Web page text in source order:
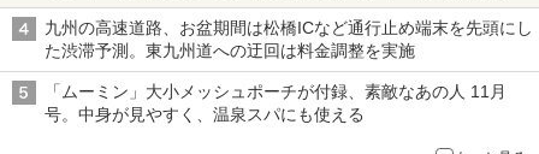
九州の高速道路、お盆期間は松橋ICなど通行止め端末を先頭にし
た渋滞予測。東九州道への迂回は料金調整を実施
「ムーミン」大小メッシュポーチが付録、素敵なあの人 11月
号。中身が見やすく、温泉スパにも使える